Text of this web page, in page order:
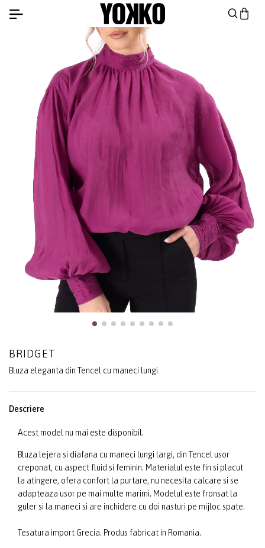
BRIDGET
Bluza eleganta din Tencel cu maneci lungi
Descriere
Acest model nu mai este disponibil.
Bluza lejera si diafana cu maneci lungi largi, din Tencel usor
creponat, cu aspect fluid si feminin. Materialul este fin si placut
la atingere, ofera confort la purtare, nu necesita calcare si se
adapteaza usor pe mai multe marimi. Modelul este fronsat la
guler si la maneci si are inchidere cu doi nasturi pe mijloc spate.
Tesatura import Grecia. Produs fabricat in Romania.